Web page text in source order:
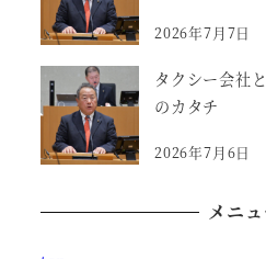
2026年7月7日
タクシー会社
のカタチ
2026年7月6日
メニ